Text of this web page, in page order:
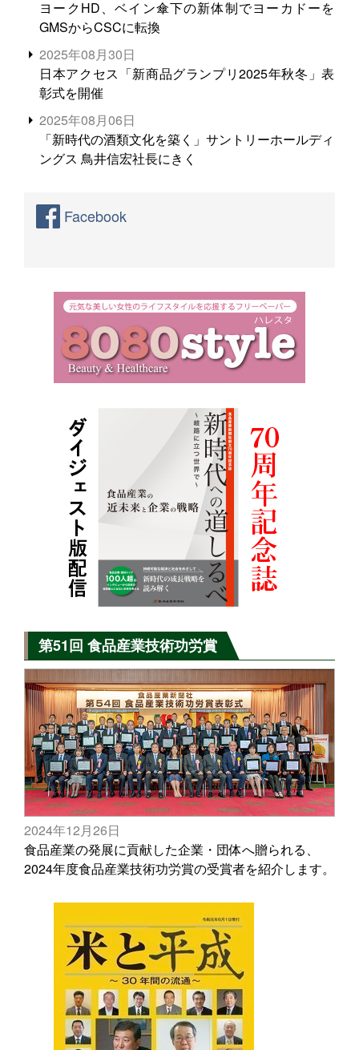
ヨークHD、ベイン傘下の新体制でヨーカドーを
GMSからCSCに転換
2025年08月30日
日本アクセス「新商品グランプリ2025年秋冬」表
彰式を開催
2025年08月06日
「新時代の酒類文化を築く」サントリーホールディ
ングス 鳥井信宏社長にきく
Facebook
第51回 食品産業技術功労賞
2024年12月26日
食品産業の発展に貢献した企業・団体へ贈られる、
2024年度食品産業技術功労賞の受賞者を紹介します。